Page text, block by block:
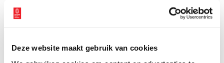
Deze website maakt gebruik van cookies